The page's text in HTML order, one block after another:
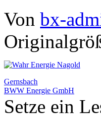
Von bx-
Gernsbach
BWW Energie GmbH
Setze ein